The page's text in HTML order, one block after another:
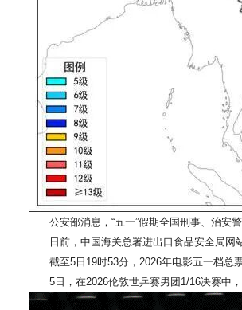
公安部消息，“五一”假期全国刑事、治安警
日前，中国海关总署进出口食品安全局网站
截至5日19时53分，2026年电影五一档总票
5日，在2026伦敦世乒赛男团1/16决赛中，